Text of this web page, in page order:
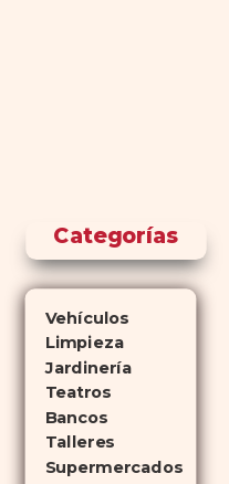
Categorías
Vehículos
Limpieza
Jardinería
Teatros
Bancos
Talleres
Supermercados